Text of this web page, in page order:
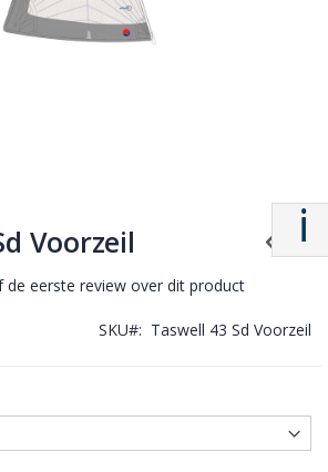
Voorzeil
de eerste review over dit product
SKU Taswell 43 Sd Voorzeil